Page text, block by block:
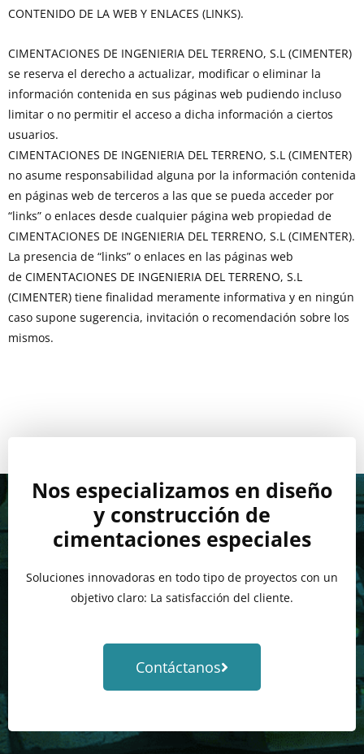
CONTENIDO DE LA WEB Y ENLACES (LINKS).
CIMENTACIONES DE INGENIERIA DEL TERRENO, S.L (CIMENTER)
se reserva el derecho a actualizar, modificar o eliminar la
información contenida en sus páginas web pudiendo incluso
limitar o no permitir el acceso a dicha información a ciertos
usuarios.
CIMENTACIONES DE INGENIERIA DEL TERRENO, S.L (CIMENTER)
no asume responsabilidad alguna por la información contenida
en páginas web de terceros a las que se pueda acceder por
“links” o enlaces desde cualquier página web propiedad de
CIMENTACIONES DE INGENIERIA DEL TERRENO, S.L (CIMENTER).
La presencia de “links” o enlaces en las páginas web
de CIMENTACIONES DE INGENIERIA DEL TERRENO, S.L
(CIMENTER) tiene finalidad meramente informativa y en ningún
caso supone sugerencia, invitación o recomendación sobre los
mismos.
Nos especializamos en diseño
y construcción de
cimentaciones especiales
Soluciones innovadoras en todo tipo de proyectos con un
objetivo claro: La satisfacción del cliente.
Contáctanos